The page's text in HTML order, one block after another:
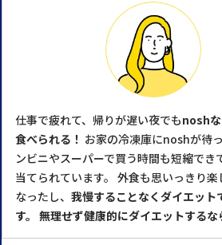
仕事で疲れて、帰りが遅い夜でもnoshな
食べられる！ お家の冷凍庫にnoshが待
ンビニやスーパーで買う時間も短縮でき
当てられています。 外食も思いっきり
なったし、 我慢することなくダイエット
す。 無理せず健康的にダイエットする